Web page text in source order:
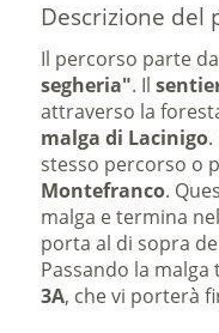
Descrizione del
Il percorso parte
segheria". Il
attraverso la
malga di Lacinigo
stesso percorso o
Montefranco.
malga e termina
porta al di sopra
Passando la
3A, che vi porterà